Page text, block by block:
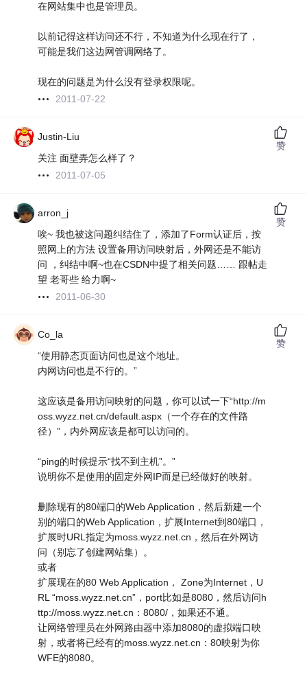
在网站集中也是管理员。
以前记得这样访问还不行，不知道为什么现在行了，
可能是我们这边网管调网络了。
现在的问题是为什么没有登录权限呢。
2011-07-22
Justin-Liu
关注 面壁弄怎么样了？
2011-07-05
赞
arron_j
唉~ 我也被这问题纠结住了，添加了Form认证后，按
照网上的方法 设置备用访问映射后，外网还是不能访
问 ，纠结中啊~也在CSDN中提了相关问题…… 跟帖走
望 老哥些 给力啊~
2011-06-30
赞
Co_la
“使用静态页面访问也是这个地址。
内网访问也是不行的。”
这应该是备用访问映射的问题，你可以试一下“http://m
oss.wyzz.net.cn/default.aspx（一个存在的文件路
径）”，内外网应该是都可以访问的。
“ping的时候提示“找不到主机”。”
说明你不是使用的固定外网IP而是已经做好的映射。
删除现有的80端口的Web Application，然后新建一个
别的端口的Web Application，扩展Internet到80端口，
扩展时URL指定为moss.wyzz.net.cn，然后在外网访
问（别忘了创建网站集）。
或者
扩展现在的80 Web Application， Zone为Internet，U
RL “moss.wyzz.net.cn”，port比如是8080，然后访问h
ttp://moss.wyzz.net.cn：8080/，如果还不通。
让网络管理员在外网路由器中添加8080的虚拟端口映
射，或者将已经有的moss.wyzz.net.cn：80映射为你
WFE的8080。
赞